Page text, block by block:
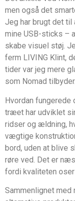
men også det
Jeg har brugt det
mine USB-sticks –
skabe visuel støj.
ferm LIVING Klint,
tider var jeg mere
som Nomad
Hvordan
træet har udviklet
ridser og ældning,
vægtige
bord, uden at blive
røre ved. Det er
fordi kvaliteten
Sammenlignet